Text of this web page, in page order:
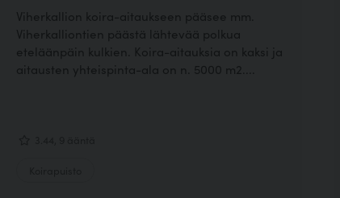
Viherkallion koira-aitaukseen pääsee mm.
Viherkalliontien päästä lähtevää polkua
eteläänpäin kulkien. Koira-aitauksia on kaksi ja
aitausten yhteispinta-ala on n. 5000 m2....